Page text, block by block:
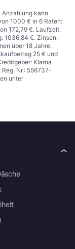
Anzahlung kann
1000 € in 6 Raten:
172,79 €. Laufzeit:
1036,84 €. Zinsen:
über 18 Jahre.
25 € und
Klarna
Nr.: 556737-
unter